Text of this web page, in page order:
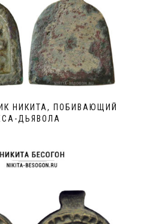
НИКИТА, ПОБИВАЮЩИЙ
ДЬЯВОЛА